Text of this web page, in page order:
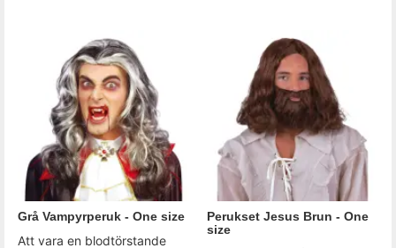
Grå Vampyrperuk - One size
Att vara en blodtörstande
Perukset Jesus Brun - One
size